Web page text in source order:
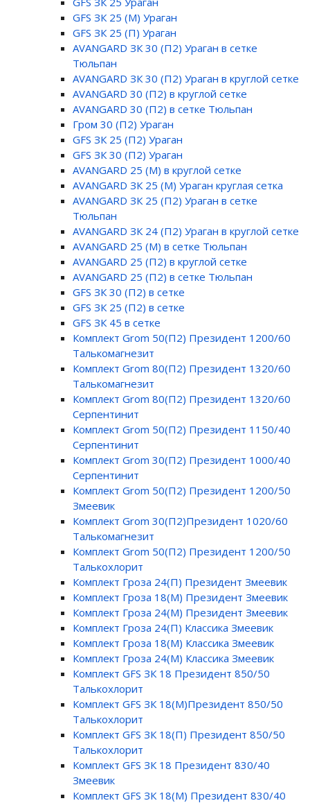
GFS ЗК 25 (М) Ураган
GFS ЗК 25 (П) Ураган
AVANGARD ЗК 30 (П2) Ураган в сетке
Тюльпан
AVANGARD ЗК 30 (П2) Ураган в круглой сетке
AVANGARD 30 (П2) в круглой сетке
AVANGARD 30 (П2) в сетке Тюльпан
Гром 30 (П2) Ураган
GFS ЗК 25 (П2) Ураган
GFS ЗК 30 (П2) Ураган
AVANGARD 25 (М) в круглой сетке
AVANGARD ЗК 25 (М) Ураган круглая сетка
AVANGARD ЗК 25 (П2) Ураган в сетке
Тюльпан
AVANGARD ЗК 24 (П2) Ураган в круглой сетке
AVANGARD 25 (М) в сетке Тюльпан
AVANGARD 25 (П2) в круглой сетке
AVANGARD 25 (П2) в сетке Тюльпан
GFS ЗК 30 (П2) в сетке
GFS ЗК 25 (П2) в сетке
GFS ЗК 45 в сетке
Комплект Grom 50(П2) Президент 1200/60
Талькомагнезит
Комплект Grom 80(П2) Президент 1320/60
Талькомагнезит
Комплект Grom 80(П2) Президент 1320/60
Серпентинит
Комплект Grom 50(П2) Президент 1150/40
Серпентинит
Комплект Grom 30(П2) Президент 1000/40
Серпентинит
Комплект Grom 50(П2) Президент 1200/50
Змеевик
Комплект Grom 30(П2)Президент 1020/60
Талькомагнезит
Комплект Grom 50(П2) Президент 1200/50
Талькохлорит
Комплект Гроза 24(П) Президент Змеевик
Комплект Гроза 18(М) Президент Змеевик
Комплект Гроза 24(М) Президент Змеевик
Комплект Гроза 24(П) Классика Змеевик
Комплект Гроза 18(М) Классика Змеевик
Комплект Гроза 24(М) Классика Змеевик
Комплект GFS ЗК 18 Президент 850/50
Талькохлорит
Комплект GFS ЗК 18(М)Президент 850/50
Талькохлорит
Комплект GFS ЗК 18(П) Президент 850/50
Талькохлорит
Комплект GFS ЗК 18 Президент 830/40
Змеевик
Комплект GFS ЗК 18(М) Президент 830/40